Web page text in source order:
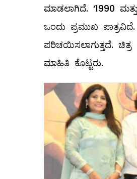
ಮಾಡಲಾಗಿದೆ. ‘1990
ಒಂದು ಪ್ರಮುಖ
ಪರಿಚಯಿಸಲಾಗುತ್ತದೆ. ಚಿತ್ರ
ಮಾಹಿತಿ ಕೊಟ್ಟರು.